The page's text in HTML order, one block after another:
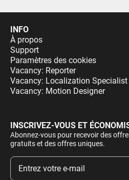
INFO
À propos
Support
Paramètres des cookies
Vacancy: Reporter
Vacancy: Localization Specialist
Vacancy: Motion Designer
INSCRIVEZ-VOUS ET
Abonnez-vous pour recevoir des
gratuits et des offres uniques.